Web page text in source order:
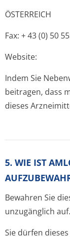
ÖSTERREICH
Fax: + 43 (0) 50
Website:
Indem Sie
beitragen, dass
dieses
5. WIE IST
Bewahren Sie
unzugänglich auf.
Sie dürfen